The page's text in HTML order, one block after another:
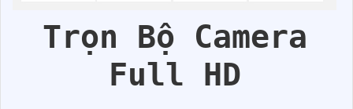
Trọn Bộ Camera
Full HD